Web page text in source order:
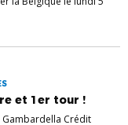
et 1er tour !
Crédit